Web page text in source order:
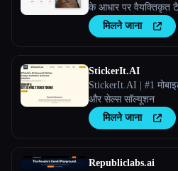
के आधार पर वैयक्तिकृत
मिलने जाना
StickerIt.AI
StickerIt.AI | #1
और सेल्स सॉल्यूशन
मिलने जाना
Republiclabs.ai